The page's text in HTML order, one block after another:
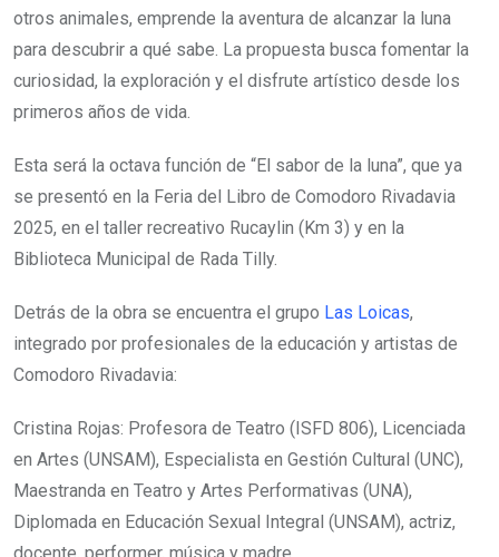
otros animales, emprende la aventura de alcanzar la luna
para descubrir a qué sabe. La propuesta busca fomentar la
curiosidad, la exploración y el disfrute artístico desde los
primeros años de vida.
Esta será la octava función de “El sabor de la luna”, que ya
se presentó en la Feria del Libro de Comodoro Rivadavia
2025, en el taller recreativo Rucaylin (Km 3) y en la
Biblioteca Municipal de Rada Tilly.
Detrás de la obra se encuentra el grupo Las Loicas,
integrado por profesionales de la educación y artistas de
Comodoro Rivadavia:
Cristina Rojas: Profesora de Teatro (ISFD 806), Licenciada
en Artes (UNSAM), Especialista en Gestión Cultural (UNC),
Maestranda en Teatro y Artes Performativas (UNA),
Diplomada en Educación Sexual Integral (UNSAM), actriz,